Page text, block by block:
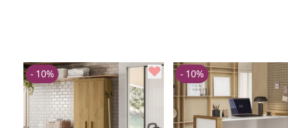
- 10% - 10%